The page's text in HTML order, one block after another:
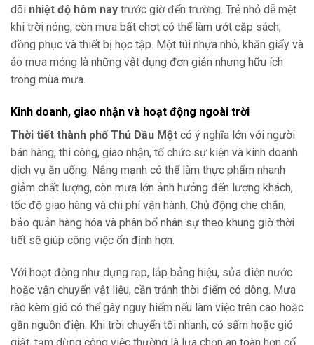
dõi nhiệt độ hôm nay trước giờ đến trường. Trẻ nhỏ dễ mệt
khi trời nóng, còn mưa bất chợt có thể làm ướt cặp sách,
đồng phục và thiết bị học tập. Một túi nhựa nhỏ, khăn giấy và
áo mưa mỏng là những vật dụng đơn giản nhưng hữu ích
trong mùa mưa.
Kinh doanh, giao nhận và hoạt động ngoài trời
Thời tiết thành phố Thủ Dầu Một có ý nghĩa lớn với người
bán hàng, thi công, giao nhận, tổ chức sự kiện và kinh doanh
dịch vụ ăn uống. Nắng mạnh có thể làm thực phẩm nhanh
giảm chất lượng, còn mưa lớn ảnh hưởng đến lượng khách,
tốc độ giao hàng và chi phí vận hành. Chủ động che chắn,
bảo quản hàng hóa và phân bổ nhân sự theo khung giờ thời
tiết sẽ giúp công việc ổn định hơn.
Với hoạt động như dựng rạp, lắp bảng hiệu, sửa điện nước
hoặc vận chuyển vật liệu, cần tránh thời điểm có dông. Mưa
rào kèm gió có thể gây nguy hiểm nếu làm việc trên cao hoặc
gần nguồn điện. Khi trời chuyển tối nhanh, có sấm hoặc gió